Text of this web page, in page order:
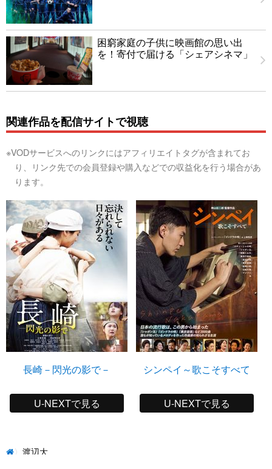
困窮家庭の子供に映画館の思い出
を！寄付で届ける「シェアシネマ」
関連作品を配信サイトで視聴
※VODサービスへのリンクにはアフィリエイトタグが含まれてお
り、リンク先での会員登録や購入などでの収益化を行う場合があ
ります。
長崎－閃光の影で－
U-NEXTで見る
シンペイ～歌こそすべて
U-NEXTで見る
渡辺大